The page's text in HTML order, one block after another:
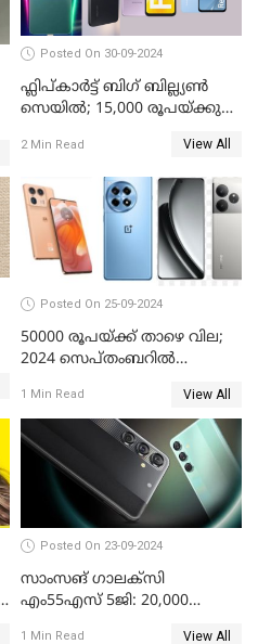
Posted On 30-09-2024
ഫ്ലിപ്കാർട്ട് ബിഗ് ബില്ല്യൺ
സെയിൽ; 15,000 രൂപയ്ക്കു
സ്മാർട്ട്ഫോണുകൾ
2 Min Read View All
Posted On 25-09-2024
50000 രൂപയ്ക്ക് താഴെ വില;
2024 സെപ്തംബറിൽ
മൊബൈൽ ഫോണുകൾ
1 Min Read View All
Posted On 23-09-2024
സാംസങ് ഗാലക്സി
എം55എസ് 5ജി: 20,000
1 Min Read View All